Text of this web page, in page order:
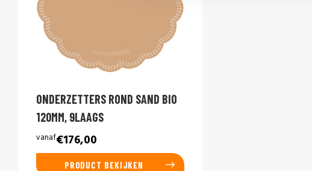
ONDERZETTERS ROND SAND BIO
120MM, 9LAAGS
vanaf€176,00
PRODUCT BEKIJKEN